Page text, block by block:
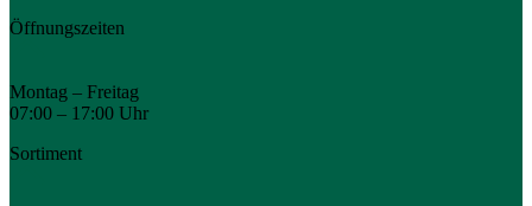
Öffnungszeiten
Montag – Freitag
07:00 – 17:00 Uhr
Sortiment